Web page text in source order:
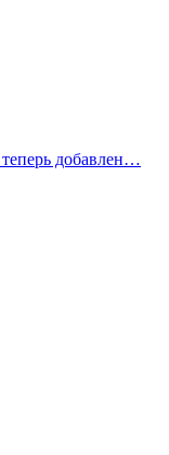
добавлен…